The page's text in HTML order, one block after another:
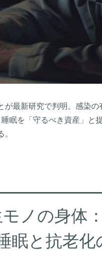
最新研究で判明。感染の
眠を「守るべき資産」と
ノの身体
眠と抗老化